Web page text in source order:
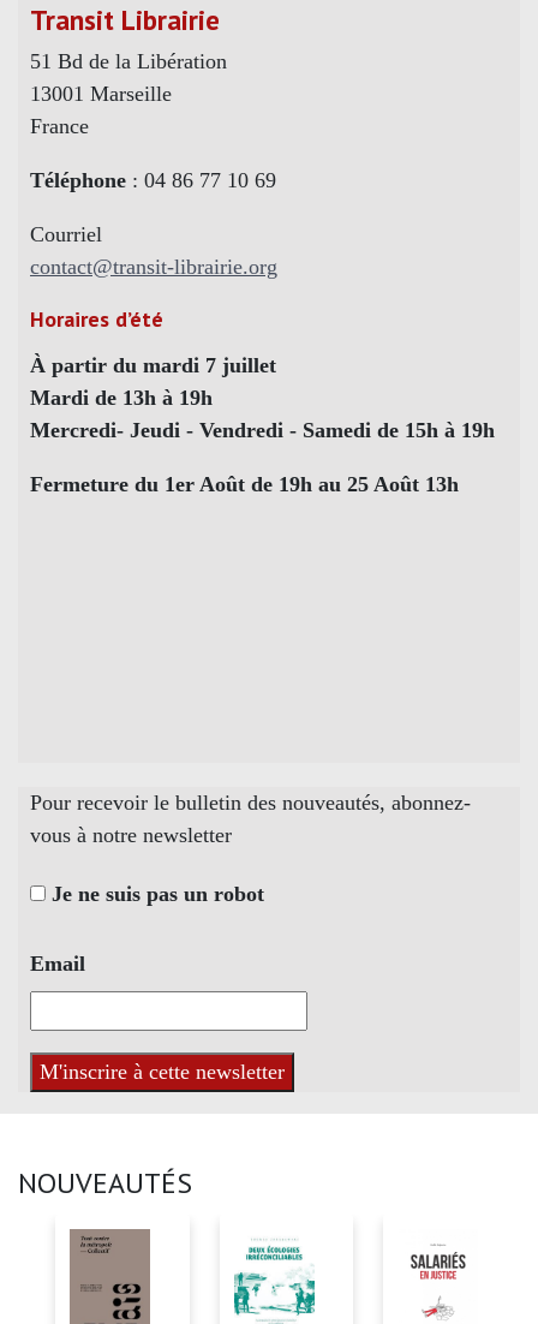
Transit Librairie
51 Bd de la Libération
13001 Marseille
France
Téléphone : 04 86 77 10 69
Courriel
contact@transit-librairie.org
Horaires d’été
À partir du mardi 7 juillet
Mardi de 13h à 19h
Mercredi- Jeudi - Vendredi - Samedi de 15h à 19h
Fermeture du 1er Août de 19h au 25 Août 13h
Pour recevoir le bulletin des nouveautés, abonnez-
vous à notre newsletter
Je ne suis pas un robot
Email
NOUVEAUTÉS